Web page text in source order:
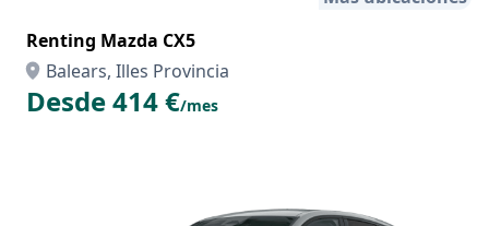
Renting Mazda CX5
Balears, Illes Provincia
Desde 414 €/mes